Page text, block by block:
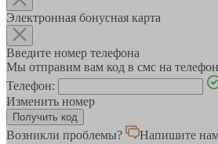
Электронная бонусная карта
Введите номер телефона
Мы отправим вам код в смс на
Телефон:
Изменить номер
Возникли проблемы?
Напишите